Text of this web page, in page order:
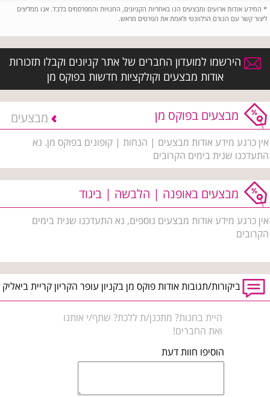
* המידע אודות ארועים ומבצעים הנו באחריות הקניונים, החנויות והמפרסמים בלבד. אנו ממליצים
ליצור קשר עם הגורם הרלוונטי ולאמת את הפרטים מראש.
הירשמו למועדון החברים של אתר קניונים וקבלו תזכורות
אודות מבצעים וקולקציות חדשות בפוקס מן
מבצעים בפוקס מן מבצעים
אין כרגע מידע אודות מבצעים | הנחות | קופונים בפוקס מן. נא
התעדכנו שנית בימים הקרובים
מבצעים באופנה | הלבשה | ביגוד
אין כרגע מידע אודות מבצעים נוספים, נא התעדכנו שנית בימים
הקרובים
ביקורות/תגובות אודות פוקס מן בקניון עופר הקריון קריית ביאליק
היית בחנות? מתכנן/ת ללכת? שתף/י אותנו
ואת החברים!
הוסיפו חוות דעת